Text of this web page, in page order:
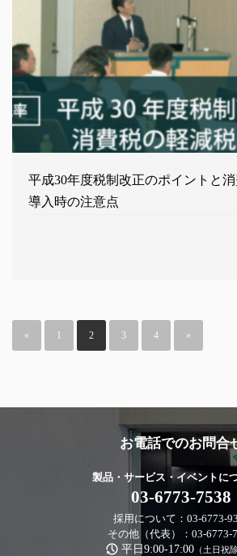
平成30年度税制改正のポイントと
導入時の注意点
« 1 2 3 4 »
お電話でのお問合
製品・サービス・イベントに
03-6773-7538
採用について：03-6773-
その他（代表）：03-6773-
平日9:00-17:00 （土日祝